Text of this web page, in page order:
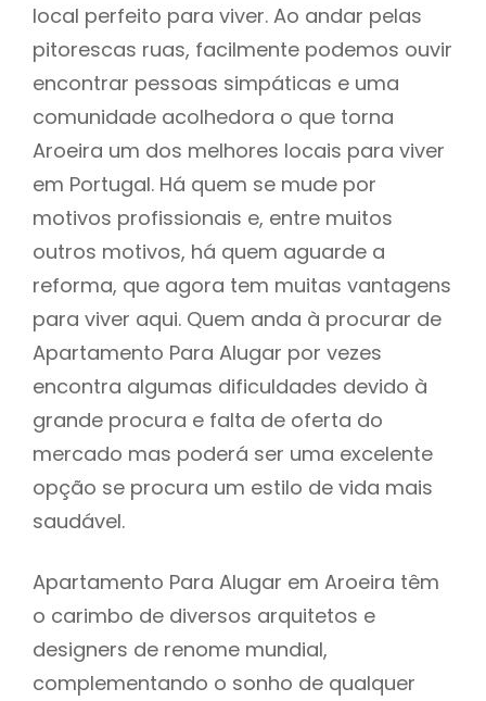
local perfeito para viver. Ao andar pelas
pitorescas ruas, facilmente podemos ouvir
encontrar pessoas simpáticas e uma
comunidade acolhedora o que torna
Aroeira um dos melhores locais para viver
em Portugal. Há quem se mude por
motivos profissionais e, entre muitos
outros motivos, há quem aguarde a
reforma, que agora tem muitas vantagens
para viver aqui. Quem anda à procurar de
Apartamento Para Alugar por vezes
encontra algumas dificuldades devido à
grande procura e falta de oferta do
mercado mas poderá ser uma excelente
opção se procura um estilo de vida mais
saudável.
Apartamento Para Alugar em Aroeira têm
o carimbo de diversos arquitetos e
designers de renome mundial,
complementando o sonho de qualquer